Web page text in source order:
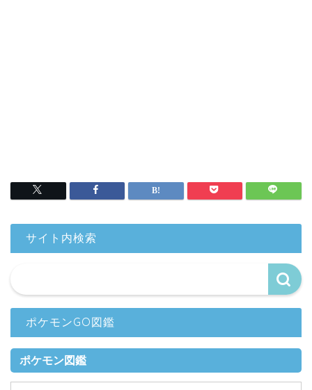
サイト内検索
ポケモンGO図鑑
ポケモン図鑑